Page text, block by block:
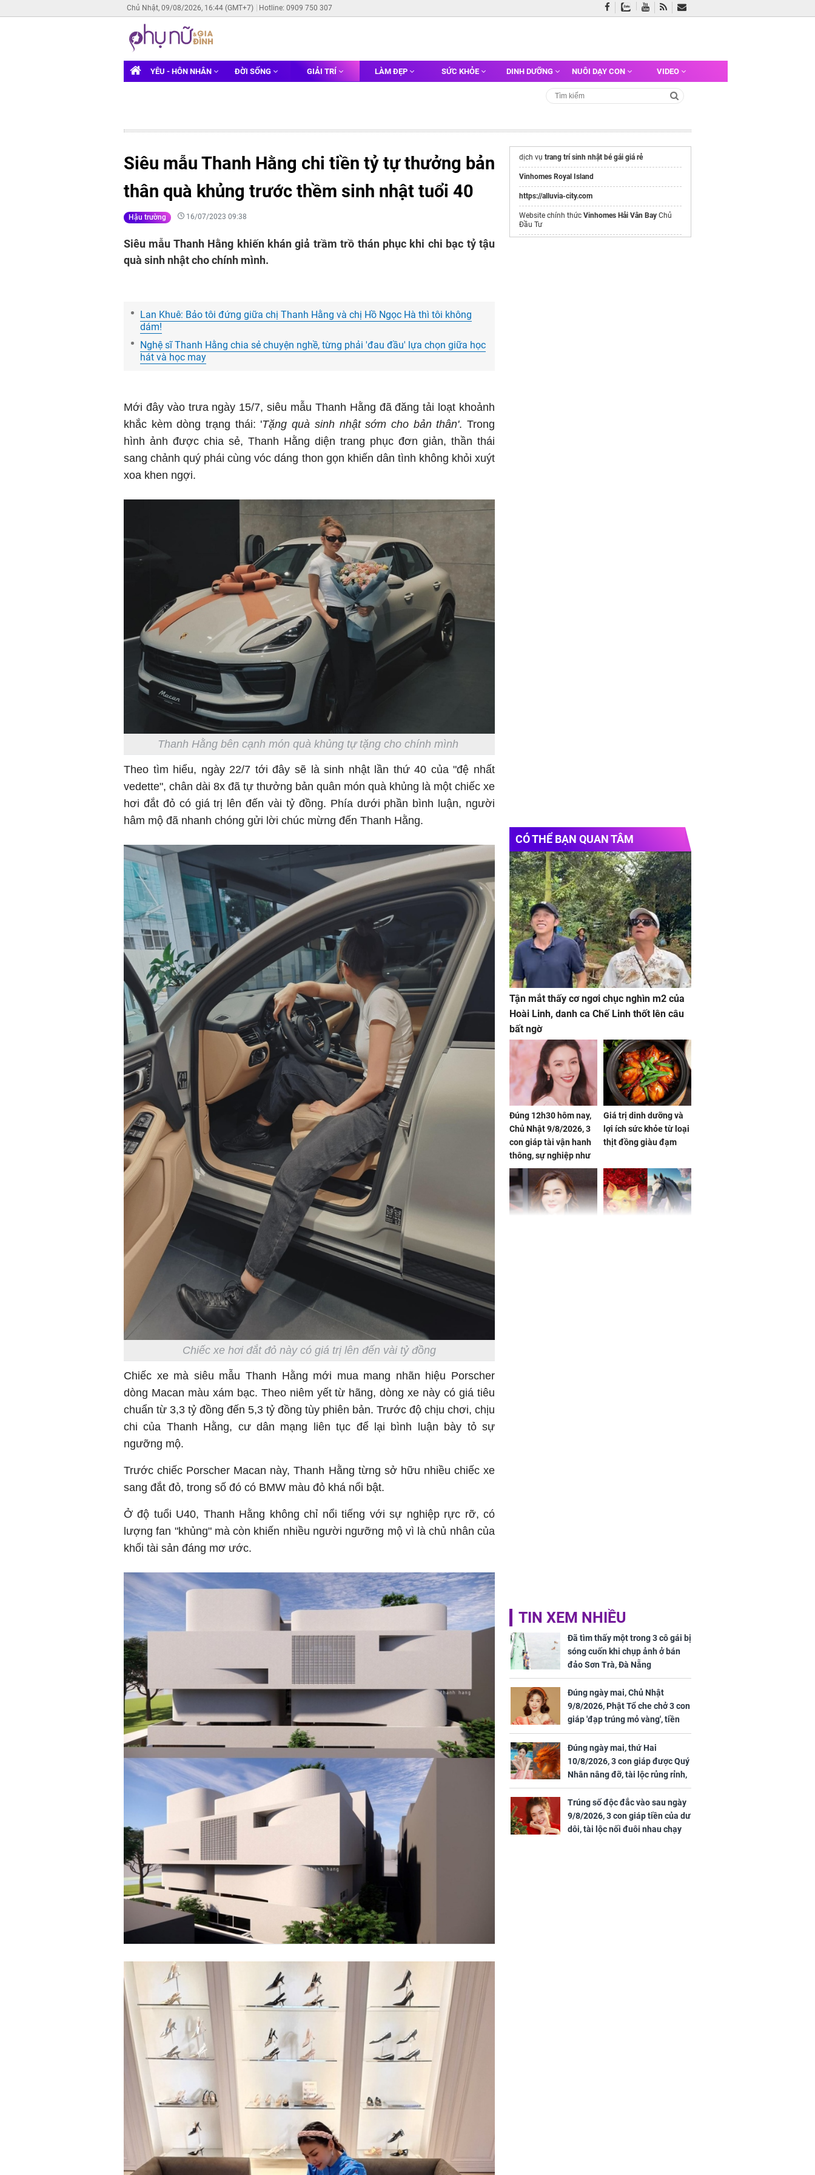
Chủ Nhật, 09/08/2026, 16:44 (GMT+7) Hotline: 0909 750 307
YÊU - HÔN NHÂN ĐỜI SỐNG GIẢI TRÍ LÀM ĐẸP SỨC KHỎE DINH DƯỠNG NUÔI DẠY CON VIDEO
Siêu mẫu Thanh Hằng chi tiền tỷ tự thưởng bản
thân quà khủng trước thềm sinh nhật tuổi 40
Hậu trường 16/07/2023 09:38
Siêu mẫu Thanh Hằng khiến khán giả trầm trồ thán phục khi chi bạc tỷ tậu
quà sinh nhật cho chính mình.
Lan Khuê: Bảo tôi đứng giữa chị Thanh Hằng và chị Hồ Ngọc Hà thì tôi không
dám!
Nghệ sĩ Thanh Hằng chia sẻ chuyện nghề, từng phải 'đau đầu' lựa chọn giữa học
hát và học may
Mới đây vào trưa ngày 15/7, siêu mẫu Thanh Hằng đã đăng tải loạt khoảnh
khắc kèm dòng trạng thái: 'Tặng quà sinh nhật sớm cho bản thân'. Trong
hình ảnh được chia sẻ, Thanh Hằng diện trang phục đơn giản, thần thái
sang chảnh quý phái cùng vóc dáng thon gọn khiến dân tình không khỏi xuýt
xoa khen ngợi.
Thanh Hằng bên cạnh món quà khủng tự tặng cho chính mình
Theo tìm hiểu, ngày 22/7 tới đây sẽ là sinh nhật lần thứ 40 của "đệ nhất
vedette", chân dài 8x đã tự thưởng bản quân món quà khủng là một chiếc xe
hơi đắt đỏ có giá trị lên đến vài tỷ đồng. Phía dưới phần bình luận, người
hâm mộ đã nhanh chóng gửi lời chúc mừng đến Thanh Hằng.
Chiếc xe hơi đắt đỏ này có giá trị lên đến vài tỷ đồng
Chiếc xe mà siêu mẫu Thanh Hằng mới mua mang nhãn hiệu Porscher
dòng Macan màu xám bạc. Theo niêm yết từ hãng, dòng xe này có giá tiêu
chuẩn từ 3,3 tỷ đồng đến 5,3 tỷ đồng tùy phiên bản. Trước độ chịu chơi, chịu
chi của Thanh Hằng, cư dân mạng liên tục để lại bình luận bày tỏ sự
ngưỡng mộ.
Trước chiếc Porscher Macan này, Thanh Hằng từng sở hữu nhiều chiếc xe
sang đắt đỏ, trong số đó có BMW màu đỏ khá nổi bật.
Ở độ tuổi U40, Thanh Hằng không chỉ nổi tiếng với sự nghiệp rực rỡ, có
lượng fan "khủng" mà còn khiến nhiều người ngưỡng mộ vì là chủ nhân của
khối tài sản đáng mơ ước.
dịch vụ trang trí sinh nhật bé gái giá rẻ
Vinhomes Royal Island
https://alluvia-city.com
Website chính thức Vinhomes Hải Vân Bay Chủ
Đầu Tư
CÓ THỂ BẠN QUAN TÂM
Tận mắt thấy cơ ngơi chục nghìn m2 của
Hoài Linh, danh ca Chế Linh thốt lên câu
bất ngờ
Đúng 12h30 hôm nay,
Chủ Nhật 9/8/2026, 3
con giáp tài vận hanh
thông, sự nghiệp như
'cá chép hóa Rồng', vét
cạn lộc lá trong thiên
hạ
Giá trị dinh dưỡng và
lợi ích sức khỏe từ loại
thịt đồng giàu đạm
TIN XEM NHIỀU
Đã tìm thấy một trong 3 cô gái bị
sóng cuốn khi chụp ảnh ở bán
đảo Sơn Trà, Đà Nẵng
Đúng ngày mai, Chủ Nhật
9/8/2026, Phật Tổ che chở 3 con
giáp 'đạp trúng mỏ vàng', tiền
bạc nhiều như lá sung, sự
nghiệp vượng phát
Đúng ngày mai, thứ Hai
10/8/2026, 3 con giáp được Quý
Nhân nâng đỡ, tài lộc rủng rỉnh,
yên tâm hưởng vinh hoa Phú
Quý
Trúng số độc đắc vào sau ngày
9/8/2026, 3 con giáp tiền của dư
dôi, tài lộc nối đuôi nhau chạy